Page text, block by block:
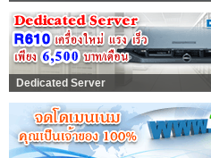
Dedicated Server